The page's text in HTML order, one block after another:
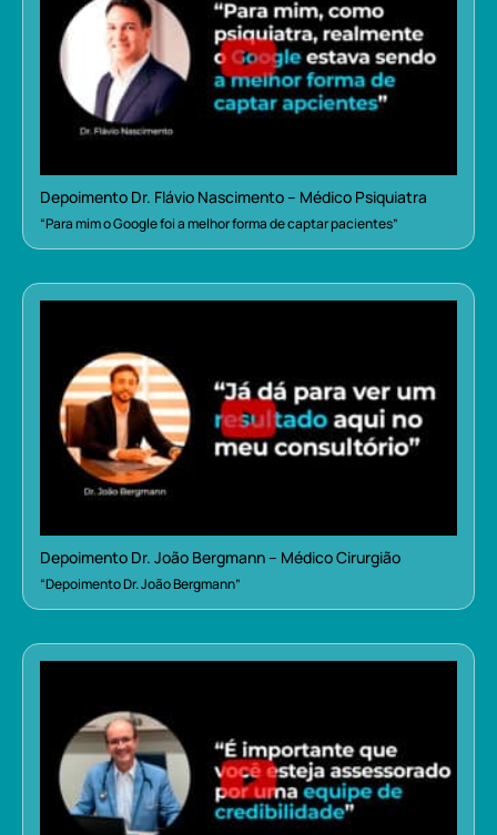
Depoimento Dr. Flávio Nascimento – Médico Psiquiatra
“Para mim o Google foi a melhor forma de captar pacientes”
Depoimento Dr. João Bergmann – Médico Cirurgião
“Depoimento Dr. João Bergmann”